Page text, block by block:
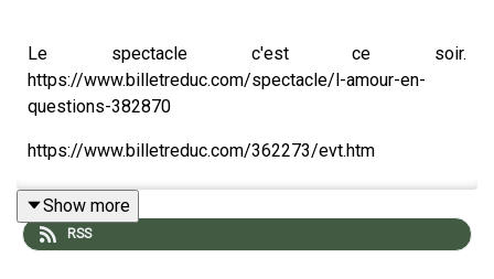
Le spectacle c'est ce soir.
https://www.billetreduc.com/spectacle/l-amour-en-
questions-382870
https://www.billetreduc.com/362273/evt.htm
Show more
RSS